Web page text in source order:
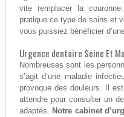
vite remplacer la
pratique ce type de soins et
vous puissiez bénéficier
Urgence dentaire Seine Et
Nombreuses sont les
s’agit d’une maladie
provoque des douleurs. Il
attendre pour consulter un
adaptés. Notre cabinet